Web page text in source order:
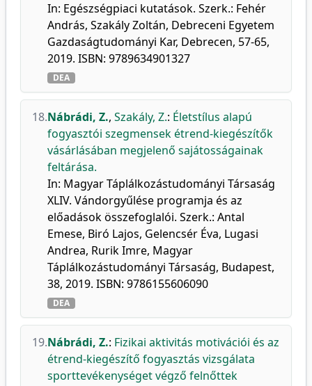
In: Egészségpiaci kutatások. Szerk.: Fehér
András, Szakály Zoltán, Debreceni Egyetem
Gazdaságtudományi Kar, Debrecen, 57-65,
2019. ISBN: 9789634901327
DEA
18.Nábrádi, Z., Szakály, Z.: Életstílus alapú
fogyasztói szegmensek étrend-kiegészítők
vásárlásában megjelenő sajátosságainak
feltárása.
In: Magyar Táplálkozástudományi Társaság
XLIV. Vándorgyűlése programja és az
előadások összefoglalói. Szerk.: Antal
Emese, Biró Lajos, Gelencsér Éva, Lugasi
Andrea, Rurik Imre, Magyar
Táplálkozástudományi Társaság, Budapest,
38, 2019. ISBN: 9786155606090
DEA
19.Nábrádi, Z.: Fizikai aktivitás motivációi és az
étrend-kiegészítő fogyasztás vizsgálata
sporttevékenységet végző felnőttek